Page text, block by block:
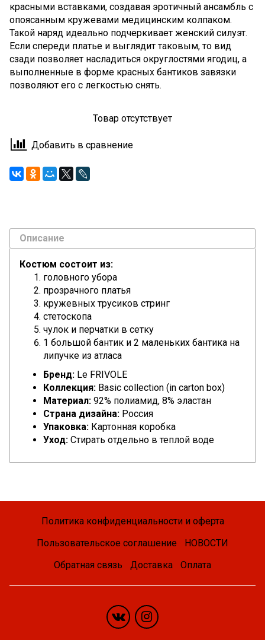
красными вставками, создавая эротичный ансамбль с
опоясанным кружевами медицинским колпаком.
Такой наряд идеально подчеркивает женский силуэт.
Если спереди платье и выглядит таковым, то вид
сзади позволяет насладиться округлостями ягодиц, а
выполненные в форме красных бантиков завязки
позволяют его с легкостью снять.
Товар отсутствует
Добавить в сравнение
Описание
Костюм состоит из:
головного убора
прозрачного платья
кружевных трусиков стринг
стетоскопа
чулок и перчатки в сетку
1 большой бантик и 2 маленьких бантика на
липучке из атласа
Бренд: Le FRIVOLE
Коллекция: Basic collection (in carton box)
Материал: 92% полиамид, 8% эластан
Страна дизайна: Россия
Упаковка: Картонная коробка
Уход: Стирать отдельно в теплой воде
Политика конфиденциальности и оферта
Пользовательское соглашение
НОВОСТИ
Обратная связь
Доставка Оплата